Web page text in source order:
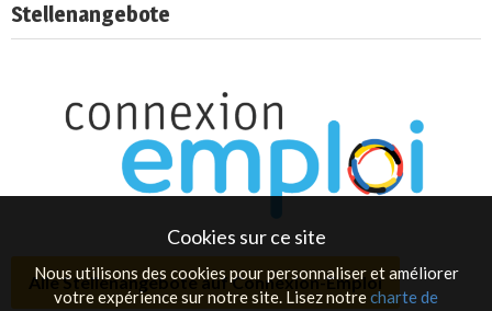
Stellenangebote
Alle Stellenangebote auf Connexion-Emploi
Cookies sur ce site
Nous utilisons des cookies pour personnaliser et améliorer
votre expérience sur notre site. Lisez notrecharte de